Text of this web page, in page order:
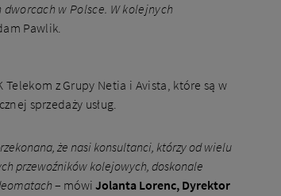
w Polsce. W kolejnych
Pawlik.
z Grupy Netia i Avista, które są w
sprzedaży usług.
że nasi konsultanci, którzy od wielu
przewoźników kolejowych, doskonale
– mówi Jolanta Lorenc, Dyrektor